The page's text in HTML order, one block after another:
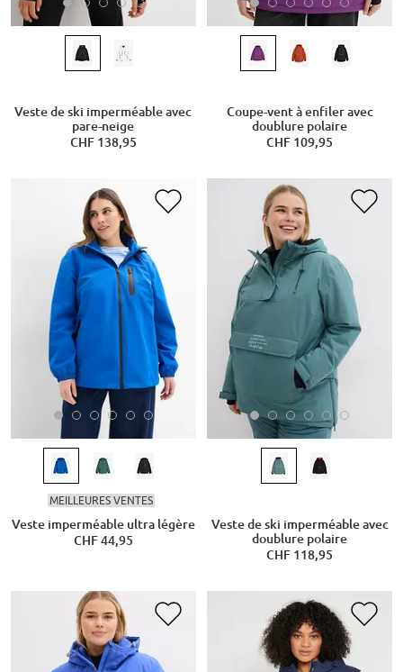
Veste de ski imperméable avec
pare-neige
CHF 138,95
Coupe-vent à enfiler avec
doublure polaire
CHF 109,95
MEILLEURES VENTES
Veste imperméable ultra légère
CHF 44,95
Veste de ski imperméable avec
doublure polaire
CHF 118,95